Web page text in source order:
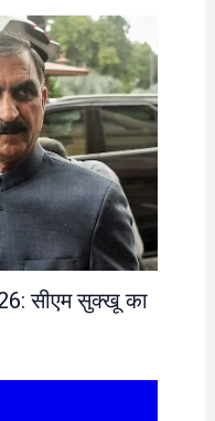
सीएम सुक्खू का